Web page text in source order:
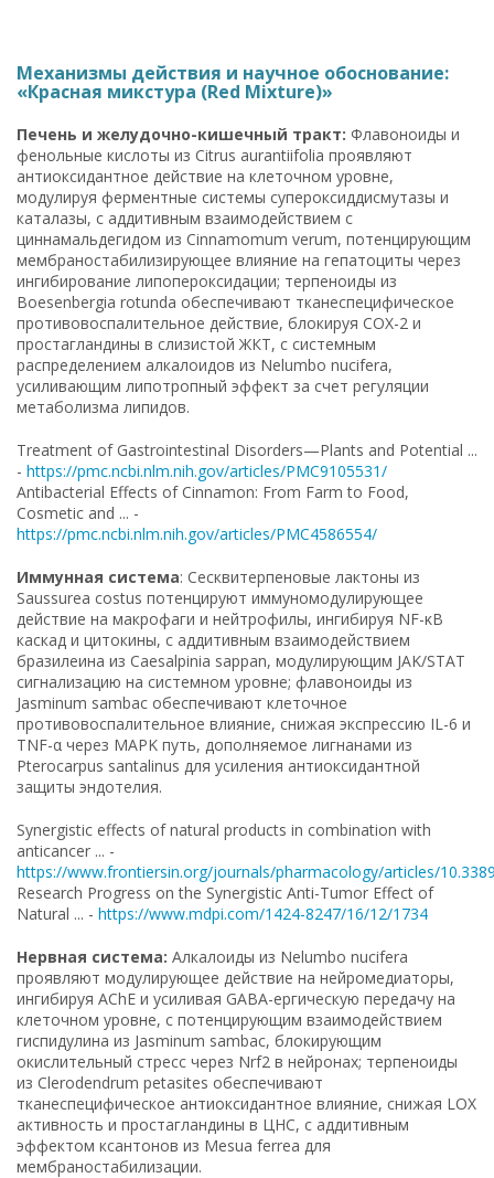
Механизмы действия и научное обоснование:
«Красная микстура (Red Mixture)»
Печень и желудочно-кишечный тракт: Флавоноиды и
фенольные кислоты из Citrus aurantiifolia проявляют
антиоксидантное действие на клеточном уровне,
модулируя ферментные системы супероксиддисмутазы и
каталазы, с аддитивным взаимодействием с
циннамальдегидом из Cinnamomum verum, потенцирующим
мембраностабилизирующее влияние на гепатоциты через
ингибирование липопероксидации; терпеноиды из
Boesenbergia rotunda обеспечивают тканеспецифическое
противовоспалительное действие, блокируя COX-2 и
простагландины в слизистой ЖКТ, с системным
распределением алкалоидов из Nelumbo nucifera,
усиливающим липотропный эффект за счет регуляции
метаболизма липидов.
Treatment of Gastrointestinal Disorders—Plants and Potential ...
- https://pmc.ncbi.nlm.nih.gov/articles/PMC9105531/
Antibacterial Effects of Cinnamon: From Farm to Food,
Cosmetic and ... -
https://pmc.ncbi.nlm.nih.gov/articles/PMC4586554/
Иммунная система: Сесквитерпеновые лактоны из
Saussurea costus потенцируют иммуномодулирующее
действие на макрофаги и нейтрофилы, ингибируя NF-κB
каскад и цитокины, с аддитивным взаимодействием
бразилеина из Caesalpinia sappan, модулирующим JAK/STAT
сигнализацию на системном уровне; флавоноиды из
Jasminum sambac обеспечивают клеточное
противовоспалительное влияние, снижая экспрессию IL-6 и
TNF-α через MAPK путь, дополняемое лигнанами из
Pterocarpus santalinus для усиления антиоксидантной
защиты эндотелия.
Synergistic effects of natural products in combination with
anticancer ... -
https://www.frontiersin.org/journals/pharmacology/articles/
Research Progress on the Synergistic Anti-Tumor Effect of
Natural ... - https://www.mdpi.com/1424-8247/16/12/1734
Нервная система: Алкалоиды из Nelumbo nucifera
проявляют модулирующее действие на нейромедиаторы,
ингибируя AChE и усиливая GABA-ергическую передачу на
клеточном уровне, с потенцирующим взаимодействием
гиспидулина из Jasminum sambac, блокирующим
окислительный стресс через Nrf2 в нейронах; терпеноиды
из Clerodendrum petasites обеспечивают
тканеспецифическое антиоксидантное влияние, снижая LOX
активность и простагландины в ЦНС, с аддитивным
эффектом ксантонов из Mesua ferrea для
мембраностабилизации.